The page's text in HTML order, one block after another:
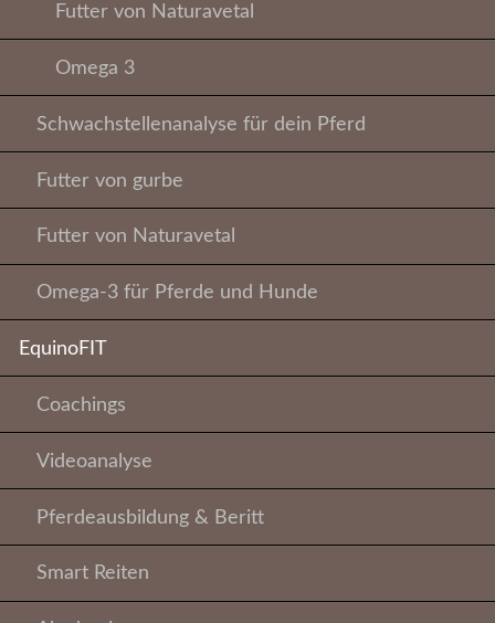
Futter von Naturavetal
Omega 3
Schwachstellenanalyse für dein Pferd
Futter von gurbe
Futter von Naturavetal
Omega-3 für Pferde und Hunde
EquinoFIT
Coachings
Videoanalyse
Pferdeausbildung & Beritt
Smart Reiten